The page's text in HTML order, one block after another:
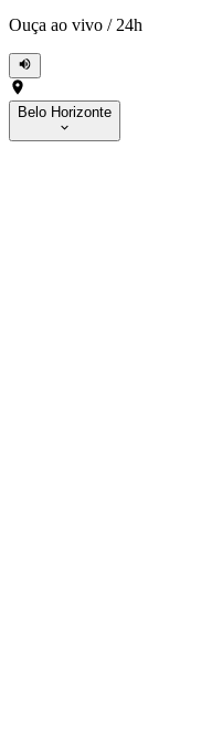
Ouça ao vivo / 24h
Belo Horizonte